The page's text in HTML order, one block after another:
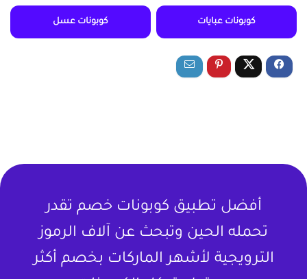
كوبونات عبايات كوبونات عسل
أفضل تطبيق كوبونات خصم تقدر
تحمله الحين وتبحث عن آلاف الرموز
الترويجية لأشهر الماركات بخصم أكثر